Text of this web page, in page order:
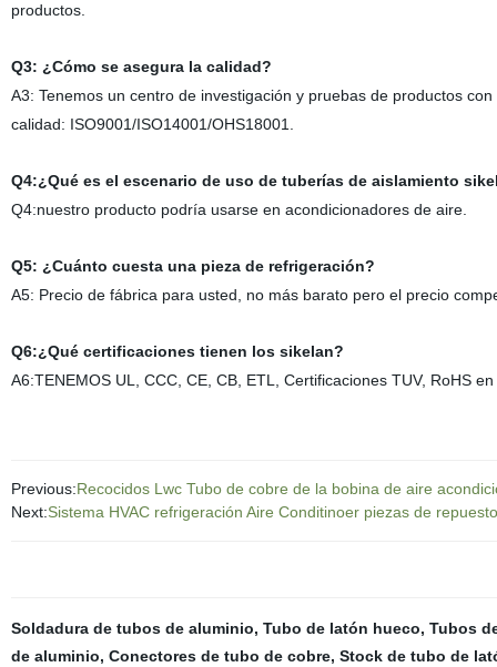
productos.
Q3: ¿Cómo se asegura la calidad?
A3: Tenemos un centro de investigación y pruebas de productos
calidad: ISO9001/ISO14001/OHS18001.
Q4:¿Quées el escenario de uso de tuberías de aislamiento
Q4:nuestro producto podría usarse en acondicionadores de aire.
Q5: ¿Cuánto cuesta una pieza de refrigeración?
A5: Precio de fábrica para usted, no más barato pero el precio
Q6:¿Qué certificaciones tienen los sikelan?
A6:TENEMOS UL, CCC, CE, CB, ETL, Certificaciones TUV, RoHS
Previous:Recocidos Lwc Tubo de cobre de la bobina de aire
Next:Sistema HVAC refrigeración Aire Conditinoer piezas de
Soldadura de tubos de aluminio, Tubo de latón hueco, Tubos
de aluminio, Conectores de tubo de cobre, Stock de tubo de